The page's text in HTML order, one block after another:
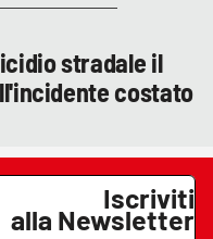
stradale il
costato
Iscriviti
alla Newsletter